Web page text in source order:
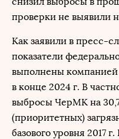
проверки не выявили
Как заявили в пресс-
показатели
выполнены компанией
в конце 2024 г. В
выбросы ЧерМК на
(приоритетных)
базового уровня 2017